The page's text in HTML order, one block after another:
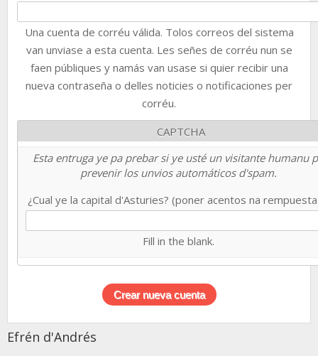
Una cuenta de corréu válida. Tolos correos del sistema
van unviase a esta cuenta. Les señes de corréu nun se
faen públiques y namás van usase si quier recibir una
nueva contraseña o delles noticies o notificaciones per
corréu.
CAPTCHA
Esta entruga ye pa prebar si ye usté un visitante humanu
prevenir los unvios automáticos d'spam.
¿Cual ye la capital d'Asturies? (poner acentos na
Fill in the blank.
Efrén d'Andrés